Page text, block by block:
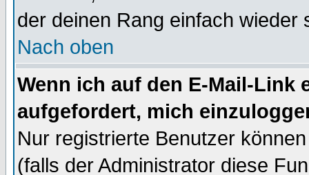
der deinen Rang einfach wieder
Nach oben
Wenn ich auf den E-Mail-Link
aufgefordert, mich
Nur registrierte Benutzer
(falls der Administrator diese